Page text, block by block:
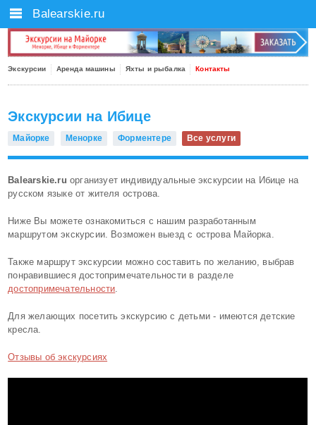
Экскурсии Аренда машины Яхты и рыбалка Контакты
Экскурсии на Ибице
Майорке Менорке Форментере Все услуги
Balearskie.ru организует индивидуальные экскурсии на Ибице на
русском языке от жителя острова.
Ниже Вы можете ознакомиться с нашим разработанным
маршрутом экскурсии. Возможен выезд с острова Майорка.
Также маршрут экскурсии можно составить по желанию, выбрав
понравившиеся достопримечательности в разделе
достопримечательности
Для желающих посетить экскурсию с детьми - имеются детские
кресла.
Отзывы об экскурсиях
Balearskie.ru